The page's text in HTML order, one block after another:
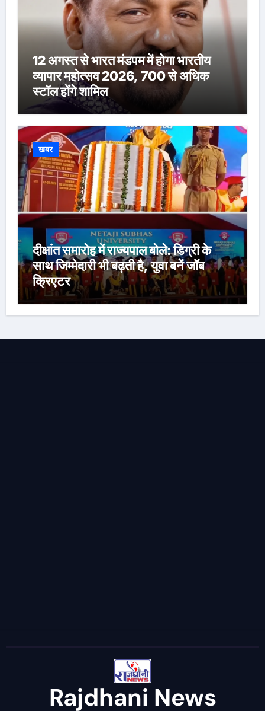
12 अगस्त से भारत मंडपम में होगा भारतीय
व्यापार महोत्सव 2026, 700 से अधिक
स्टॉल होंगे शामिल
खबर
दीक्षांत समारोह में राज्यपाल बोले: डिग्री के
साथ जिम्मेदारी भी बढ़ती है, युवा बनें जॉब
क्रिएटर
Rajdhani News